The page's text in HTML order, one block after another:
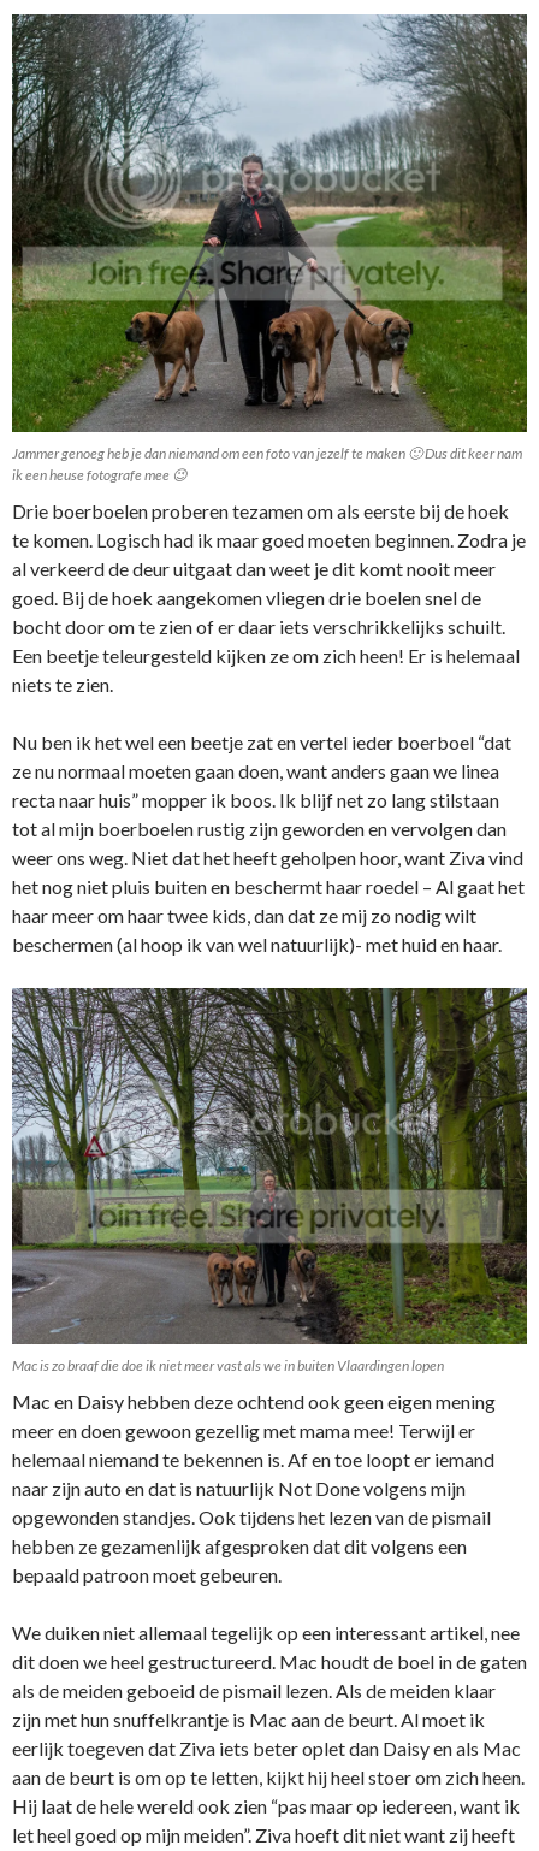
Jammer genoeg heb je dan niemand om een foto van jezelf te maken 🙂 Dus dit keer nam
ik een heuse fotografe mee 😉
Drie boerboelen proberen tezamen om als eerste bij de hoek
te komen. Logisch had ik maar goed moeten beginnen. Zodra je
al verkeerd de deur uitgaat dan weet je dit komt nooit meer
goed. Bij de hoek aangekomen vliegen drie boelen snel de
bocht door om te zien of er daar iets verschrikkelijks schuilt.
Een beetje teleurgesteld kijken ze om zich heen! Er is helemaal
niets te zien.
Nu ben ik het wel een beetje zat en vertel ieder boerboel “dat
ze nu normaal moeten gaan doen, want anders gaan we linea
recta naar huis” mopper ik boos. Ik blijf net zo lang stilstaan
tot al mijn boerboelen rustig zijn geworden en vervolgen dan
weer ons weg. Niet dat het heeft geholpen hoor, want Ziva vind
het nog niet pluis buiten en beschermt haar roedel – Al gaat het
haar meer om haar twee kids, dan dat ze mij zo nodig wilt
beschermen (al hoop ik van wel natuurlijk)- met huid en haar.
Mac is zo braaf die doe ik niet meer vast als we in buiten Vlaardingen lopen
Mac en Daisy hebben deze ochtend ook geen eigen mening
meer en doen gewoon gezellig met mama mee! Terwijl er
helemaal niemand te bekennen is. Af en toe loopt er iemand
naar zijn auto en dat is natuurlijk Not Done volgens mijn
opgewonden standjes. Ook tijdens het lezen van de pismail
hebben ze gezamenlijk afgesproken dat dit volgens een
bepaald patroon moet gebeuren.
We duiken niet allemaal tegelijk op een interessant artikel, nee
dit doen we heel gestructureerd. Mac houdt de boel in de gaten
als de meiden geboeid de pismail lezen. Als de meiden klaar
zijn met hun snuffelkrantje is Mac aan de beurt. Al moet ik
eerlijk toegeven dat Ziva iets beter oplet dan Daisy en als Mac
aan de beurt is om op te letten, kijkt hij heel stoer om zich heen.
Hij laat de hele wereld ook zien “pas maar op iedereen, want ik
let heel goed op mijn meiden”. Ziva hoeft dit niet want zij heeft